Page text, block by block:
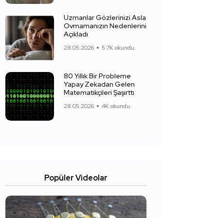
Uzmanlar Gözlerinizi Asla
Ovmamanızın Nedenlerini
Açıkladı
28.05.2026 5.7K okundu.
80 Yıllık Bir Probleme
Yapay Zekadan Gelen
Matematikçileri Şaşırttı
28.05.2026 4K okundu.
Popüler Videolar